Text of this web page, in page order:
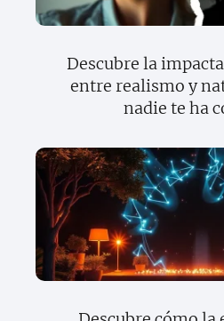
Descubre la
entre realismo y
nadie te ha